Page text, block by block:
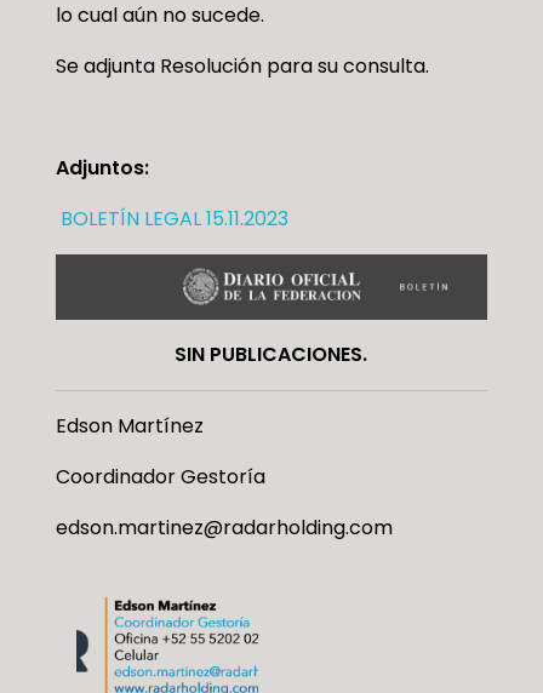
lo cual aún no sucede.
Se adjunta Resolución para su consulta.
Adjuntos:
BOLETÍN LEGAL 15.11.2023
SIN PUBLICACIONES.
Edson Martínez
Coordinador Gestoría
edson.martinez@radarholding.com